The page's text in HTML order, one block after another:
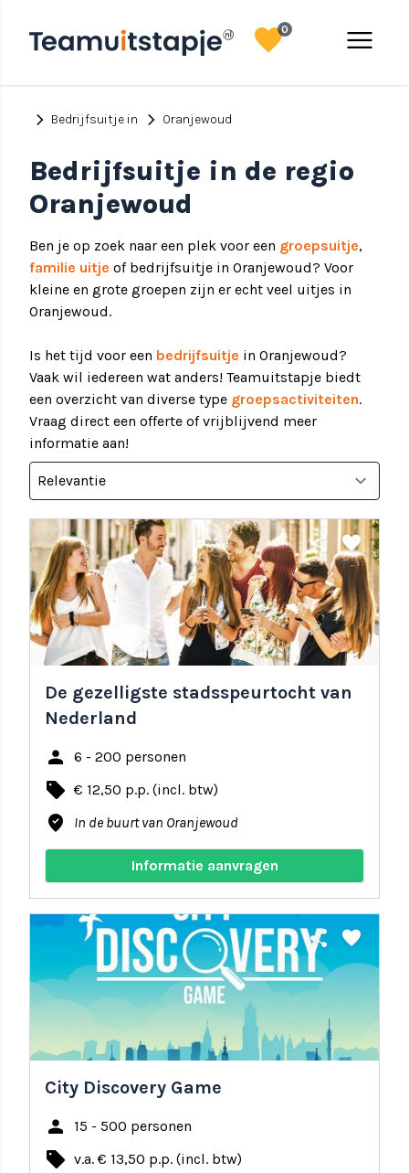
menu
favorite0
chevron_right Bedrijfsuitje in chevron_right Oranjewoud
Bedrijfsuitje in de regio
Oranjewoud
Ben je op zoek naar een plek voor een groepsuitje,
familie uitje of bedrijfsuitje in Oranjewoud? Voor
kleine en grote groepen zijn er echt veel uitjes in
Oranjewoud.
Is het tijd voor een bedrijfsuitje in Oranjewoud?
Vaak wil iedereen wat anders! Teamuitstapje biedt
een overzicht van diverse type groepsactiviteiten.
Vraag direct een offerte of vrijblijvend meer
informatie aan!
share favorite
De gezelligste stadsspeurtocht van
Nederland
person 6 - 200 personen
local_offer € 12,50 p.p. (incl. btw)
where_to_vote In de buurt van Oranjewoud
Informatie aanvragen
share favorite
City Discovery Game
person 15 - 500 personen
local_offer v.a. € 13,50 p.p. (incl. btw)